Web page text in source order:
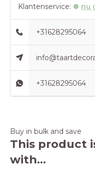
Klantenservice: nu
+31628295064
+31628295064
Buy in bulk and save
This product
with...